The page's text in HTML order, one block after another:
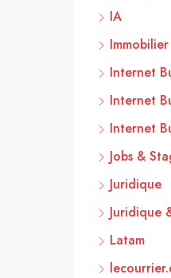
IA
Immobilier
Internet
Internet
Internet
Jobs &
Juridique
Juridique
Latam